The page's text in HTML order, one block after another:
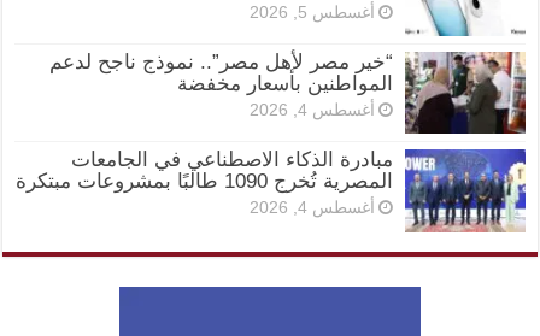
أغسطس 5, 2026
“خير مصر لأهل مصر”.. نموذج ناجح لدعم
المواطنين بأسعار مخفضة
أغسطس 4, 2026
مبادرة الذكاء الاصطناعي في الجامعات
المصرية تُخرج 1090 طالبًا بمشروعات مبتكرة
أغسطس 4, 2026